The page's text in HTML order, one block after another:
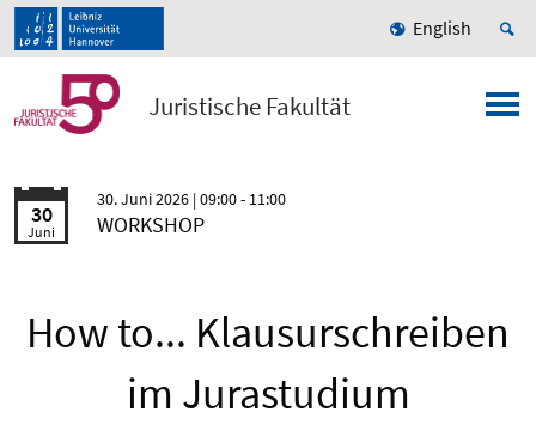
English
Juristische Fakultät
30
Juni
30. Juni 2026 | 09:00 - 11:00
WORKSHOP
How to... Klausurschreiben
im Jurastudium